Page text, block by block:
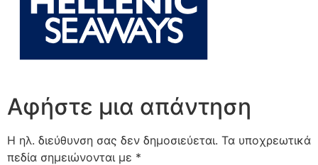
Αφήστε μια απάντηση
Η ηλ. διεύθυνση σας δεν δημοσιεύεται. Τα υποχρεωτικά
πεδία σημειώνονται με *